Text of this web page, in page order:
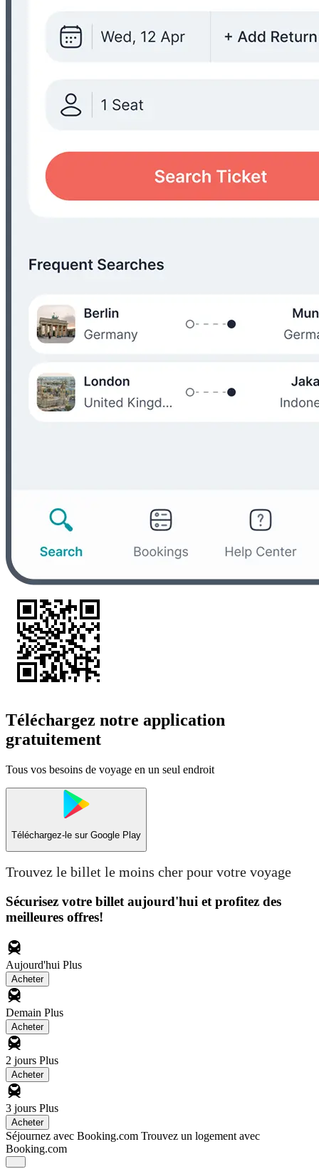
Téléchargez notre application
gratuitement
Tous vos besoins de voyage en un seul endroit
Téléchargez-le sur Google Play
Trouvez le billet le moins cher pour votre voyage
Sécurisez votre billet aujourd'hui et profitez des
meilleures offres!
Aujourd'hui Plus
Acheter
Demain Plus
Acheter
2 jours Plus
Acheter
3 jours Plus
Acheter
Séjournez avec Booking.com Trouvez un logement avec
Booking.com